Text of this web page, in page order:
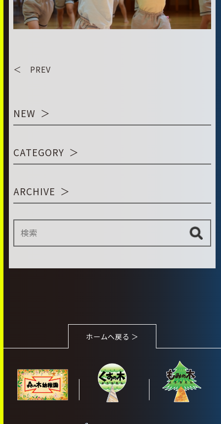
＜ PREV
NEW
CATEGORY
ARCHIVE
ホームへ戻る ＞